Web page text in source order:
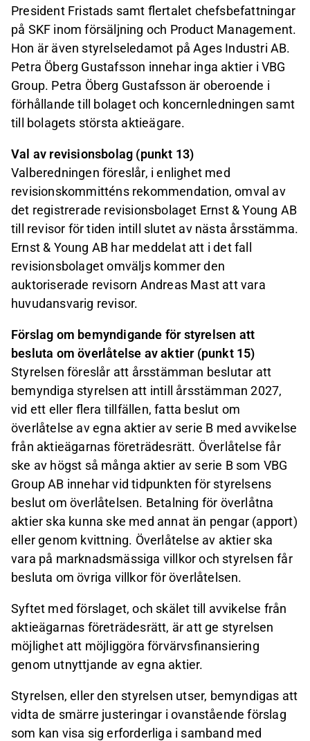
President Fristads samt flertalet chefsbefattningar
på SKF inom försäljning och Product Management.
Hon är även styrelseledamot på Ages Industri AB.
Petra Öberg Gustafsson innehar inga aktier i VBG
Group. Petra Öberg Gustafsson är oberoende i
förhållande till bolaget och koncernledningen samt
till bolagets största aktieägare.
Val av revisionsbolag (punkt 13)
Valberedningen föreslår, i enlighet med
revisionskommitténs rekommendation, omval av
det registrerade revisionsbolaget Ernst & Young AB
till revisor för tiden intill slutet av nästa årsstämma.
Ernst & Young AB har meddelat att i det fall
revisionsbolaget omväljs kommer den
auktoriserade revisorn Andreas Mast att vara
huvudansvarig revisor.
Förslag om bemyndigande för styrelsen att
besluta om överlåtelse av aktier (punkt 15)
Styrelsen föreslår att årsstämman beslutar att
bemyndiga styrelsen att intill årsstämman 2027,
vid ett eller flera tillfällen, fatta beslut om
överlåtelse av egna aktier av serie B med avvikelse
från aktieägarnas företrädesrätt. Överlåtelse får
ske av högst så många aktier av serie B som VBG
Group AB innehar vid tidpunkten för styrelsens
beslut om överlåtelsen. Betalning för överlåtna
aktier ska kunna ske med annat än pengar (apport)
eller genom kvittning. Överlåtelse av aktier ska
vara på marknadsmässiga villkor och styrelsen får
besluta om övriga villkor för överlåtelsen.
Syftet med förslaget, och skälet till avvikelse från
aktieägarnas företrädesrätt, är att ge styrelsen
möjlighet att möjliggöra förvärvsfinansiering
genom utnyttjande av egna aktier.
Styrelsen, eller den styrelsen utser, bemyndigas att
vidta de smärre justeringar i ovanstående förslag
som kan visa sig erforderliga i samband med